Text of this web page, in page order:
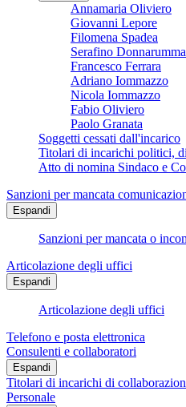
Annamaria Oliviero
Giovanni Lepore
Filomena Spadea
Serafino Donnarumma
Francesco Ferrara
Adriano Iommazzo
Nicola Iommazzo
Fabio Oliviero
Paolo Granata
Soggetti cessati dall'incarico
Titolari di incarichi politici,
Atto di nomina Sindaco e
Sanzioni per mancata
Espandi
Sanzioni per mancata o
Articolazione degli uffici
Espandi
Articolazione degli uffici
Telefono e posta elettronica
Consulenti e collaboratori
Espandi
Titolari di incarichi di
Personale